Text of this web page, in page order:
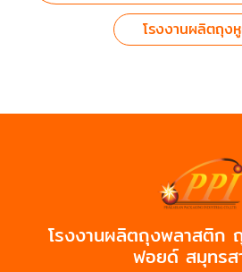
โรงงานผลิตถุง
โรงงานผลิตถุงพลาสติก
ฟอยด์ สมุทรส